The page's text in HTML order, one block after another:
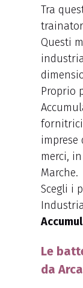
Tra
Questi
Proprio
imprese
merci,
Marche.
Scegli i
Le
da